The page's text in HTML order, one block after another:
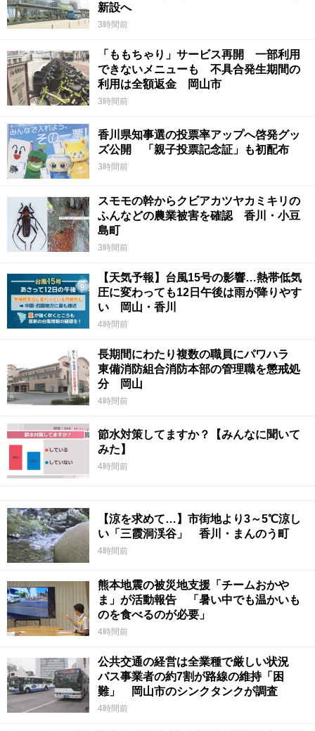
新設へ
3時間前
「ももちゃり」サービス再開 一部利用
できないメニューも 不具合発生期間の
利用は全額返金 岡山市
3時間前
香川県知事選の投票率アップへ啓発グッ
ズ公開 「親子投票記念証」も初配布
3時間前
スモモの幹からクビアカツヤカミキリの
ふんなどの農業被害を確認 香川・小豆
島町
3時間前
【天気予報】台風15号の影響…熱帯低気
圧に変わっても12日午後は雨が降りやす
い 岡山・香川
4時間前
長期間にわたり複数の職員にパワハラ
東備消防組合消防本部の管理職を懲戒処
分 岡山
4時間前
節水対策してますか？【みんなに聞いて
みた】
4時間前
【涼を求めて…】市街地より3～5℃涼し
い「三霞洞渓谷」 香川・まんのう町
4時間前
熊本地震の被災地支援「チームおかや
ま」が活動報告 「暑い中でも温かいも
のを食べるのが必要」
4時間前
公共交通の経営は全業種で厳しい状況
バス事業者の約7割が路線の維持「困
難」 岡山市のシンクタンクが調査
4時間前